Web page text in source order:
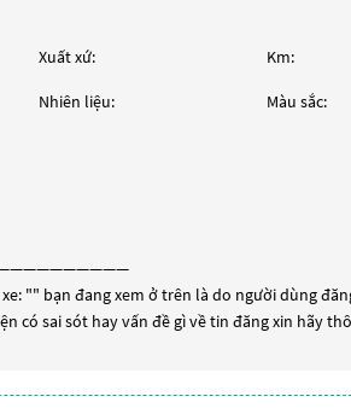
Xuất xứ: Km:
Nhiên liệu: Màu sắc:
"" bạn đang xem ở trên là do người dùng
có sai sót hay vấn đề gì về tin đăng xin hãy